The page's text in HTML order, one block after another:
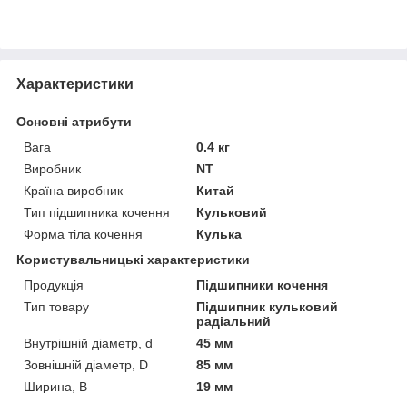
Характеристики
Основні атрибути
Вага
0.4 кг
Виробник
NT
Країна виробник
Китай
Тип підшипника кочення
Кульковий
Форма тіла кочення
Кулька
Користувальницькі характеристики
Продукція
Підшипники кочення
Тип товару
Підшипник кульковий
радіальний
Внутрішній діаметр, d
45 мм
Зовнішній діаметр, D
85 мм
Ширина, B
19 мм